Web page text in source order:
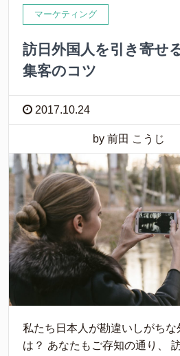
マーケティング
訪日外国人を引き寄せ
集客のコツ
2017.10.24
by 前田 こうじ
私たち日本人が勘違いしがちな
は？ あなたもご存知の通り、